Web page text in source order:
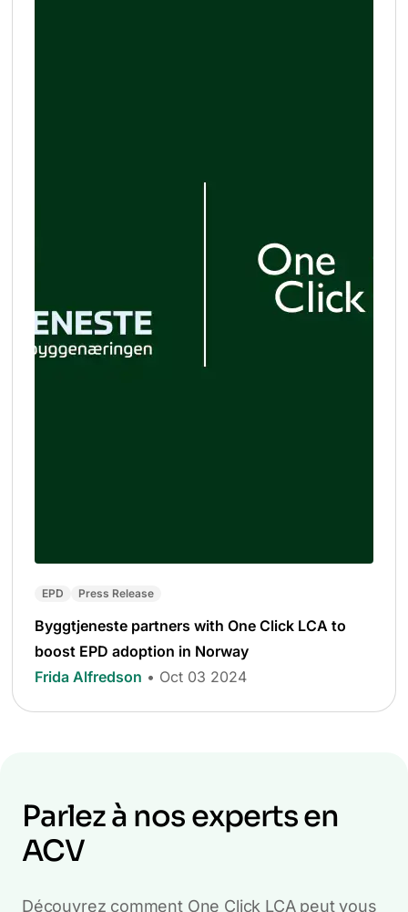
EPD Press Release
Byggtjeneste partners with One Click LCA to
boost EPD adoption in Norway
Frida Alfredson • Oct 03 2024
Parlez à nos experts en
ACV
Découvrez comment One Click LCA peut vous